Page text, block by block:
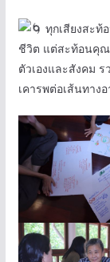
ทุกเสียงสะท้
ชีวิต แต่สะท้อนคุณ
ตัวเองและสังคม
เคารพต่อเส้นทาง